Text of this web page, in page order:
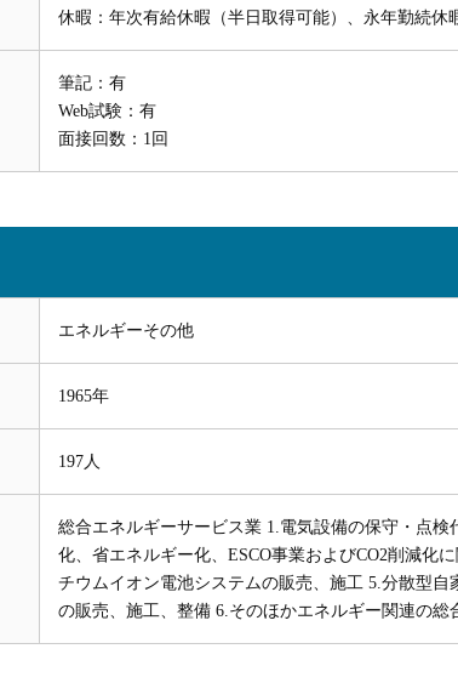
休暇：年次有給休暇（半日取得可能）、永年勤続
筆記：有
Web試験：有
面接回数：1回
エネルギーその他
1965年
197人
総合エネルギーサービス業 1.電気設備の保守・点
化、省エネルギー化、ESCO事業およびCO2削減化
チウムイオン電池システムの販売、施工 5.分散型自
の販売、施工、整備 6.そのほかエネルギー関連の総